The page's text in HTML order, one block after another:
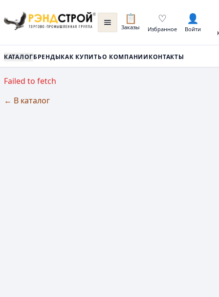
📋
Заказы
♡
Избранное
👤
Войти
КАТАЛОГБРЕНДЫКАК КУПИТЬО КОМПАНИИКОНТАКТЫ
Failed to fetch
← В каталог